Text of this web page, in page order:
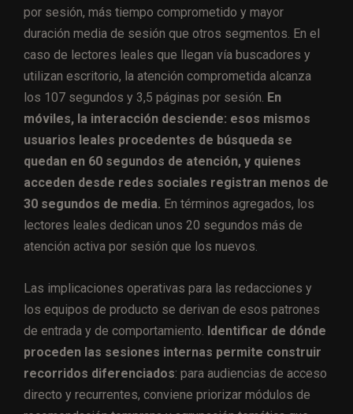
por sesión, más tiempo comprometido y mayor
duración media de sesión que otros segmentos. En el
caso de lectores leales que llegan vía buscadores y
utilizan escritorio, la atención comprometida alcanza
los 107 segundos y 3,5 páginas por sesión. En
móviles, la interacción desciende: esos mismos
usuarios leales procedentes de búsqueda se
quedan en 60 segundos de atención, y quienes
acceden desde redes sociales registran menos de
30 segundos de media. En términos agregados, los
lectores leales dedican unos 20 segundos más de
atención activa por sesión que los nuevos.
Las implicaciones operativas para las redacciones y
los equipos de producto se derivan de esos patrones
de entrada y de comportamiento. Identificar de dónde
proceden las sesiones internas permite construir
recorridos diferenciados: para audiencias de acceso
directo y recurrentes, conviene priorizar módulos de